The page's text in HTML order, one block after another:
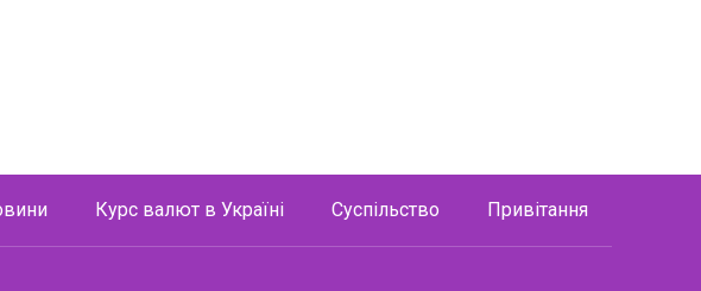
Курс валют в Україні Суспільство Привітання